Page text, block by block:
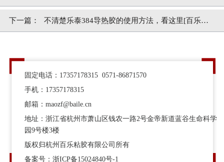
技术支持
下一篇： 不清楚乐泰384导热胶的使用方法，看这里[百乐粘
固定电话：17357178315 0571-86871570
手机：17357178315
邮箱：maozf@baile.cn
地址：浙江省杭州市萧山区钱农一路2号金帝新道蓝谷生命科学
园9号楼3楼
版权归杭州百乐粘胶有限公司所有
备案号：浙ICP备15024840号-1